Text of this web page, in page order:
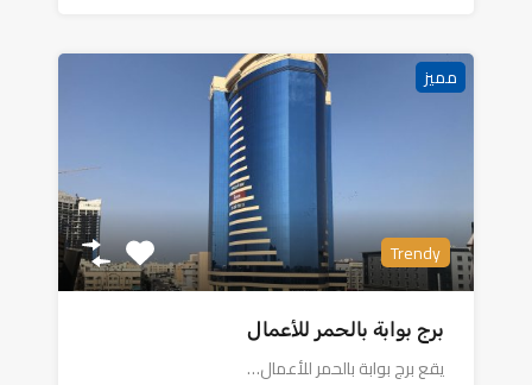
مميز
Trendy
برج بوابة بالحمر للأعمال
يقع برج بوابة بالحمر للأعمال…